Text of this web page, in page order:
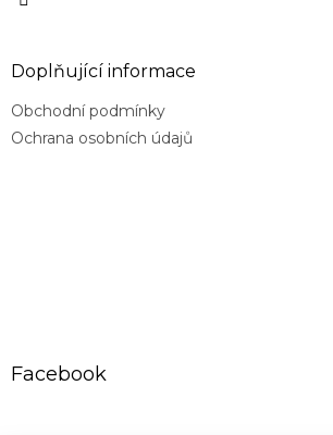
Doplňující informace
Obchodní podmínky
Ochrana osobních údajů
Facebook